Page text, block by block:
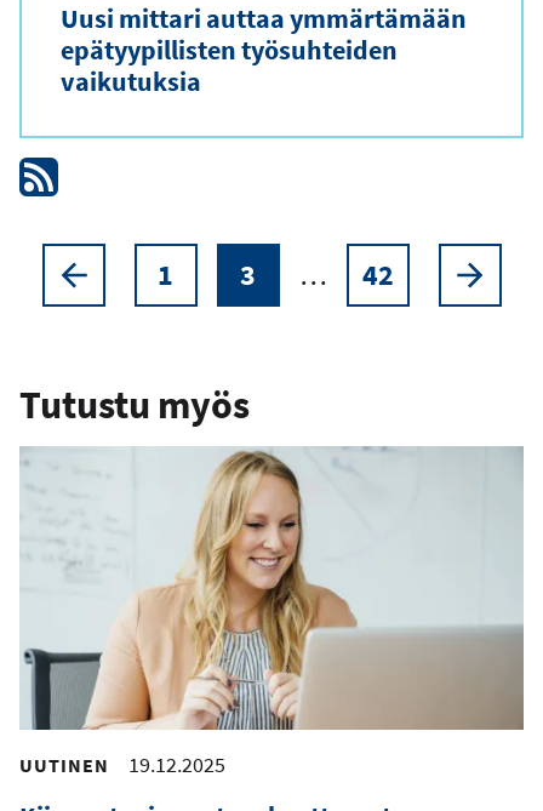
Uusi mittari auttaa ymmärtämään
epätyypillisten työsuhteiden
vaikutuksia
SivutusEdellinenSivu
1
Nykyinen
3 … Sivu
42
Tutustu myös
UUTINEN 19.12.2025